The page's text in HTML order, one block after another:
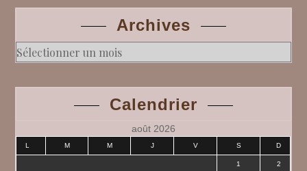
Archives
Archives
Calendrier
août 2026
L M M J V S D
1 2